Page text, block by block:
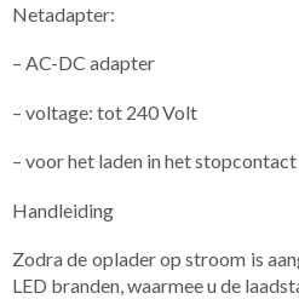
Netadapter:
– AC-DC adapter
– voltage: tot 240 Volt
– voor het laden in het stopcontact
Handleiding
Zodra de oplader op stroom is
LED branden, waarmee u de